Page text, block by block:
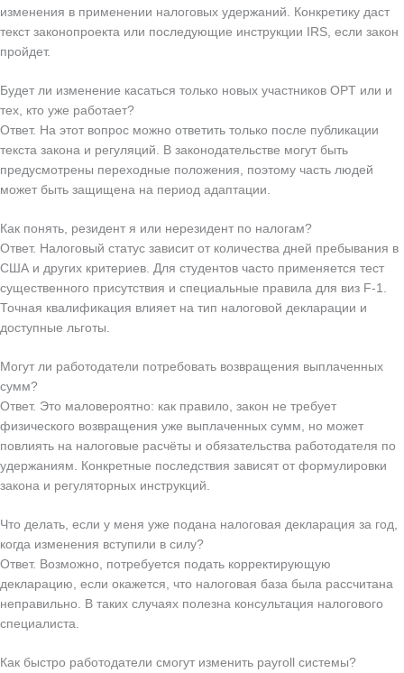
изменения в применении налоговых удержаний. Конкретику даст
текст законопроекта или последующие инструкции IRS, если закон
пройдет.
Будет ли изменение касаться только новых участников OPT или и
тех, кто уже работает?
Ответ. На этот вопрос можно ответить только после публикации
текста закона и регуляций. В законодательстве могут быть
предусмотрены переходные положения, поэтому часть людей
может быть защищена на период адаптации.
Как понять, резидент я или нерезидент по налогам?
Ответ. Налоговый статус зависит от количества дней пребывания в
США и других критериев. Для студентов часто применяется тест
существенного присутствия и специальные правила для виз F-1.
Точная квалификация влияет на тип налоговой декларации и
доступные льготы.
Могут ли работодатели потребовать возвращения выплаченных
сумм?
Ответ. Это маловероятно: как правило, закон не требует
физического возвращения уже выплаченных сумм, но может
повлиять на налоговые расчёты и обязательства работодателя по
удержаниям. Конкретные последствия зависят от формулировки
закона и регуляторных инструкций.
Что делать, если у меня уже подана налоговая декларация за год,
когда изменения вступили в силу?
Ответ. Возможно, потребуется подать корректирующую
декларацию, если окажется, что налоговая база была рассчитана
неправильно. В таких случаях полезна консультация налогового
специалиста.
Как быстро работодатели смогут изменить payroll системы?